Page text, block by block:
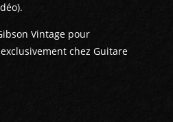
Vintage pour
chez Guitare